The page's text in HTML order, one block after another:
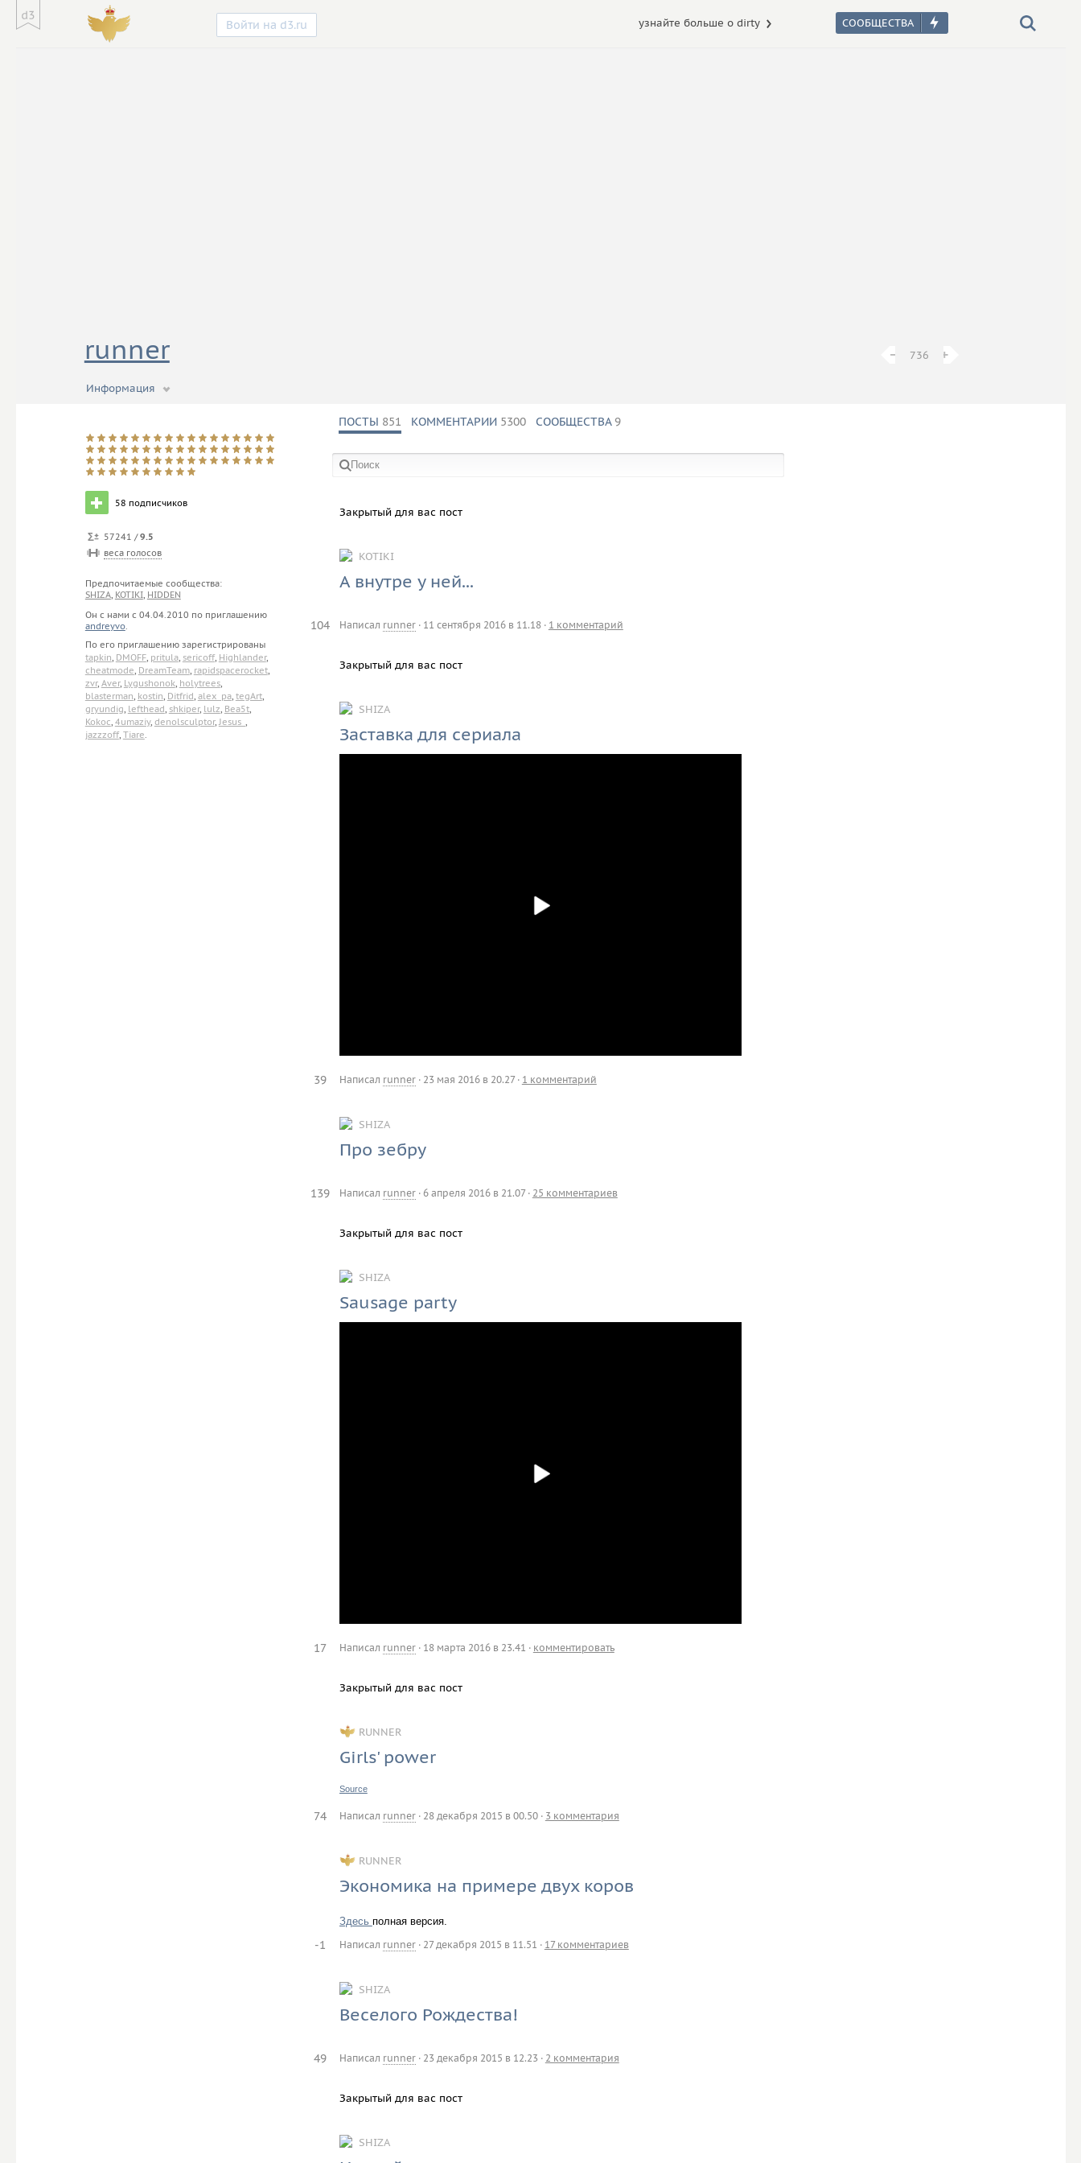
Войти на d3.ru узнайте больше о dirty
− 736 +
runner
Информация
58 подписчиков
57241 /9.5
веса голосов
Предпочитаемые сообщества:
SHIZA, KOTIKI, HIDDEN
Он с нами с 04.04.2010 по приглашению
andreyvo.
По его приглашению зарегистрированы
tapkin, DMOFF, pritula, sericoff, Highlander,
cheatmode, DreamTeam, rapidspacerocket,
zvr, Aver, Lygushonok, holytrees,
blasterman, kostin, Ditfrid, alex_pa, tegArt,
gryundig, lefthead, shkiper, lulz, Bea5t,
Kokoc, 4umaziy, denolsculptor, Jesus_ ,
jazzzoff, Tiare.
ПОСТЫ 851 КОММЕНТАРИИ 5300 СООБЩЕСТВА 9
в сообществах:
Закрытый для вас пост
KOTIKI
А внутре у ней...
Написал runner· 11 сентября 2016 в 11.18· 1 комментарий
104
Закрытый для вас пост
SHIZA
Заставка для сериала
Написал runner· 23 мая 2016 в 20.27· 1 комментарий
39
SHIZA
Про зебру
Написал runner· 6 апреля 2016 в 21.07· 25 комментариев
139
Закрытый для вас пост
SHIZA
Sausage party
Написал runner· 18 марта 2016 в 23.41 · комментировать
17
Закрытый для вас пост
RUNNER
Girls' power
Source
Написал runner· 28 декабря 2015 в 00.50· 3 комментария
74
RUNNER
Экономика на примере двух коров
Здесь полная версия.
Написал runner· 27 декабря 2015 в 11.51 · 17 комментариев
-1
SHIZA
Веселого Рождества!
Написал runner· 23 декабря 2015 в 12.23 · 2 комментария
49
Закрытый для вас пост
SHIZA